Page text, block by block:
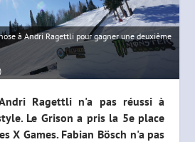
à Andri Ragettli pour gagner une deuxième
Ragettli n'a pas réussi à
Le Grison a pris la 5e place
X Games. Fabian Bösch n'a pas